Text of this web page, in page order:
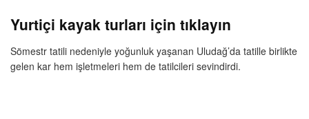
Yurtiçi kayak turları için tıklayın
Sömestr tatili nedeniyle yoğunluk yaşanan Uludağ’da tatille birlikte
gelen kar hem işletmeleri hem de tatilcileri sevindirdi.